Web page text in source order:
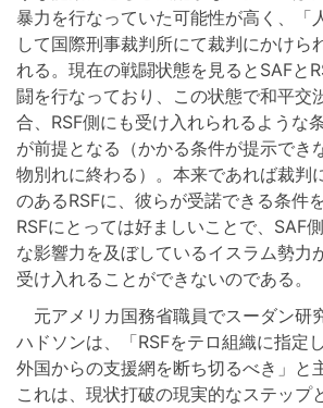
暴力を行なっていた可能性が高く、「
して国際刑事裁判所にて裁判にかけら
れる。現在の戦闘状態を見るとSAFと
闘を行なっており、この状態で和平交
合、RSF側にも受け入れられるような
が前提となる（かかる条件が提示でき
物別れに終わる）。本来であれば裁判
のあるRSFに、彼らが受諾できる条件
RSFにとっては好ましいことで、SAF
な影響力を及ぼしているイスラム勢力
受け入れることができないのである。
元アメリカ国務省職員でスーダン研
ハドソンは、「RSFをテロ組織に指定
外国からの支援網を断ち切るべき」と
これは、現状打破の現実的なステップ